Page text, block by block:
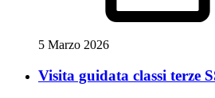
5 Marzo 2026
Visita guidata classi terze